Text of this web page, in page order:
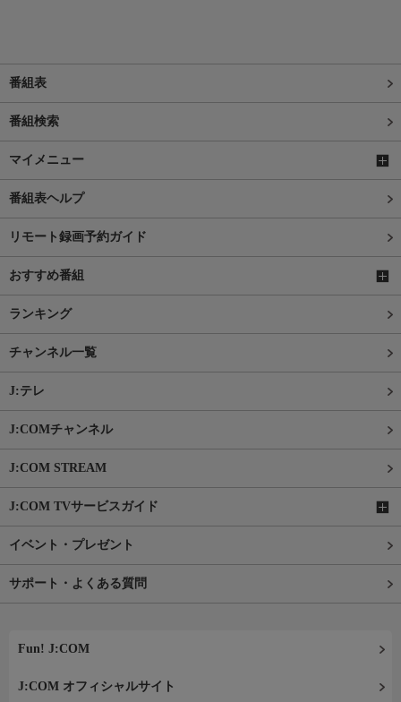
番組表
番組検索
マイメニュー
番組表ヘルプ
リモート録画予約ガイド
おすすめ番組
ランキング
チャンネル一覧
J:テレ
J:COMチャンネル
J:COM STREAM
J:COM TVサービスガイド
イベント・プレゼント
サポート・よくある質問
Fun! J:COM
J:COM オフィシャルサイト